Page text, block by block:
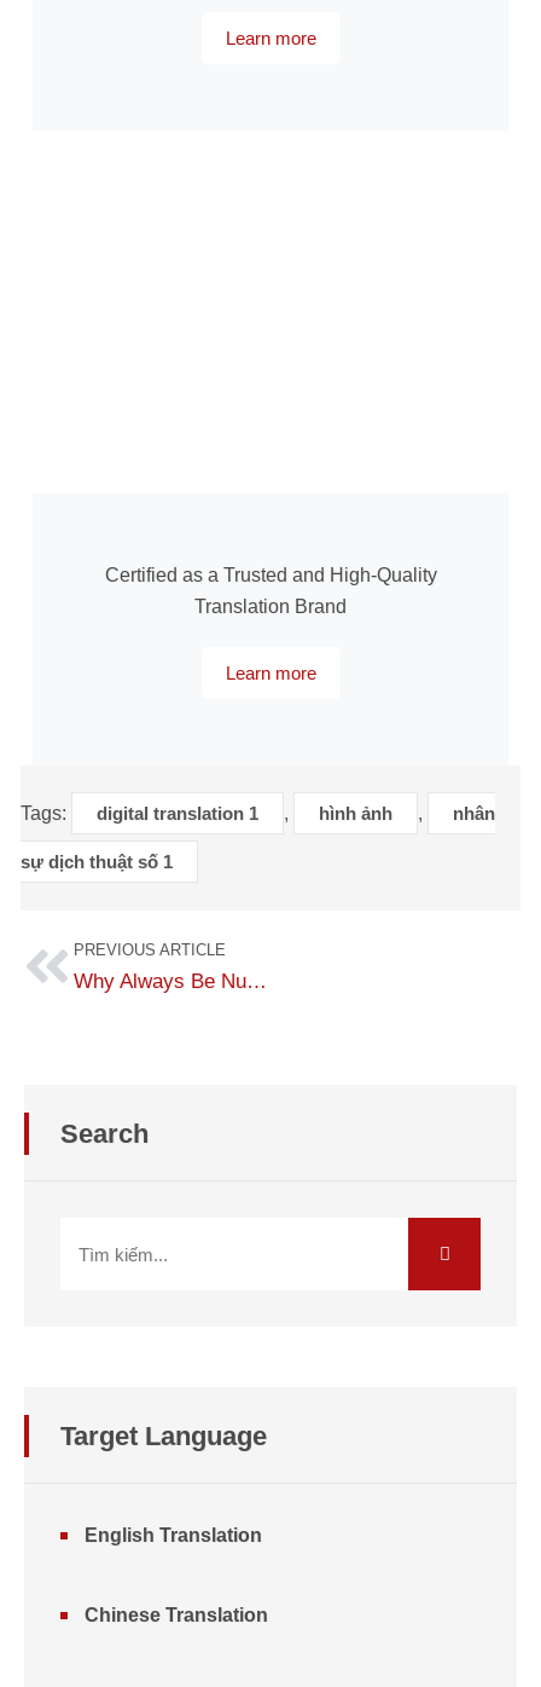
Learn more
Certified as a Trusted and High-Quality
Translation Brand
Learn more
Tags: digital translation 1 , hình ảnh , nhân
sự dịch thuật số 1
PREVIOUS ARTICLE
Why Always Be Number 1 Translation?
Search
Target Language
English Translation
Chinese Translation